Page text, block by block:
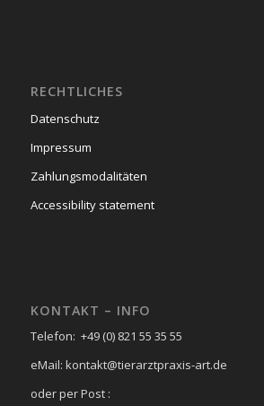
RECHTLICHES
Datenschutz
Impressum
Zahlungsmodalitäten
Accessibility statement
KONTAKT – INFO
Telefon: +49 (0) 821 55 35 55
eMail: kontakt@tierarztpraxis-art.de
oder per Post :